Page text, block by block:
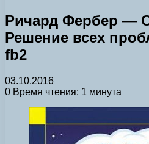
Ричард Фербер —
Решение всех
fb2
03.10.2016
0 Время чтения: 1 минута